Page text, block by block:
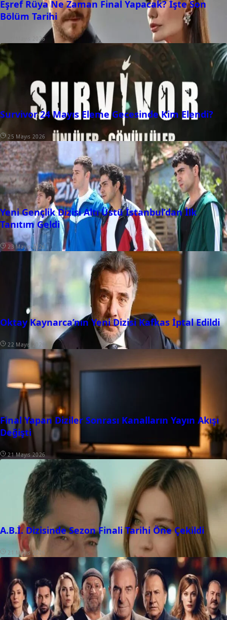
Eşref Rüya Ne Zaman Final Yapacak? İşte Son
Bölüm Tarihi
25 Mayıs 2026
Survivor 24 Mayıs Eleme Gecesinde Kim Elendi?
25 Mayıs 2026
Yeni Gençlik Dizisi Altı Üstü İstanbul’dan İlk
Tanıtım Geldi
23 Mayıs 2026
Oktay Kaynarca’nın Yeni Dizisi Kafkas İptal Edildi
22 Mayıs 2026
Final Yapan Diziler Sonrası Kanalların Yayın Akışı
Değişti
21 Mayıs 2026
A.B.İ. Dizisinde Sezon Finali Tarihi Öne Çekildi
21 Mayıs 2026